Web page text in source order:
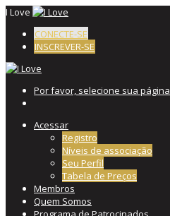
I Love
CONECTE-SE
INSCREVER-SE
Por favor, selecione sua página
Acessar
Registro
Níveis de associação
Seu Perfil
Tabela de Preços
Membros
Quem Somos